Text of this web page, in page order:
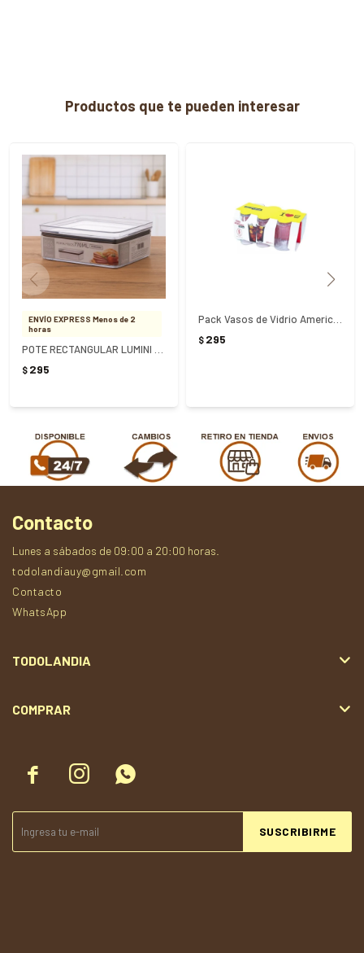
Productos que te pueden interesar
ENVÍO EXPRESS Menos de 2
horas
$ 295
$ 295
  
SUSCRIBIRME
Contacto
Lunes a sábados de 09:00 a 20:00 horas.
todolandiauy@gmail.com
Contacto
WhatsApp
TODOLANDIA
COMPRAR